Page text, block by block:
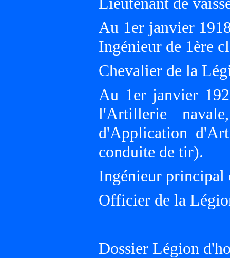
Au 1er janvier
Ingénieur de 1ère
Chevalier de la
Au 1er janvier
l'Artillerie
d'Application
conduite de tir).
Ingénieur
Officier de la
Dossier Légion